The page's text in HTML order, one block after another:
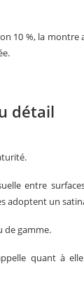
10 %, la
détail
entre
adoptent un
de gamme.
quant à